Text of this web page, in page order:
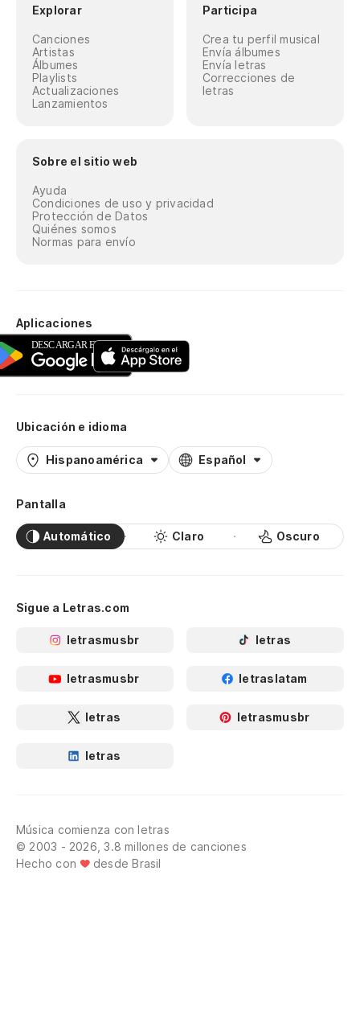
Explorar
Canciones
Artistas
Álbumes
Playlists
Actualizaciones
Lanzamientos
Participa
Crea tu perfil musical
Envía álbumes
Envía letras
Correcciones de
letras
Sobre el sitio web
Ayuda
Condiciones de uso y privacidad
Protección de Datos
Quiénes somos
Normas para envío
Aplicaciones
Ubicación e idioma
Hispanoamérica Español
Pantalla
Automático Claro Oscuro
Sigue a Letras.com
letrasmusbr letras
letrasmusbr letraslatam
letras letrasmusbr
letras
Música comienza con letras
© 2003 - 2026, 3.8 millones de canciones
Hecho con
desde Brasil